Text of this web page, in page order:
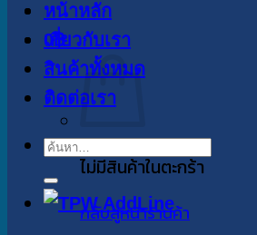
0฿
ไม่มีสินค้าในตะกร้า
กลับสู่หน้าร้านค้า
หน้าหลัก
เกี่ยวกับเรา
สินค้าทั้งหมด
ติดต่อเรา
ค้นหา: